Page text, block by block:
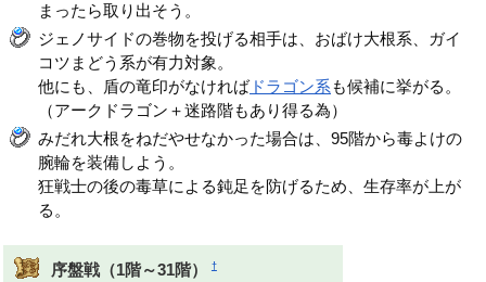
まったら取り出そう。
ジェノサイドの巻物を投げる相手は、おばけ大根系、ガイ
コツまどう系が有力対象。
他にも、盾の竜印がなければドラゴン系も候補に挙がる。
（アークドラゴン＋迷路階もあり得る為）
みだれ大根をねだやせなかった場合は、95階から毒よけの
腕輪を装備しよう。
狂戦士の後の毒草による鈍足を防げるため、生存率が上が
る。
序盤戦（1階～31階） †